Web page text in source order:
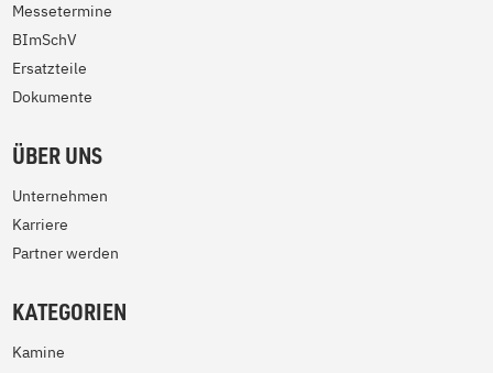
Messetermine
BImSchV
Ersatzteile
Dokumente
ÜBER UNS
Unternehmen
Karriere
Partner werden
KATEGORIEN
Kamine